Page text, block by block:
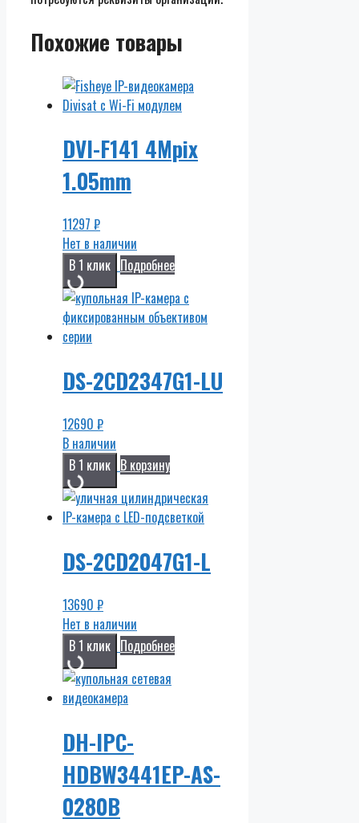
Похожие товары
DVI-F141 4Mpix
1.05mm
11297 ₽
Нет в наличии
В 1 клик Подробнее
DS-2CD2347G1-LU
12690 ₽
В наличии
В 1 клик В корзину
DS-2CD2047G1-L
13690 ₽
Нет в наличии
В 1 клик Подробнее
DH-IPC-
HDBW3441EP-AS-
0280B